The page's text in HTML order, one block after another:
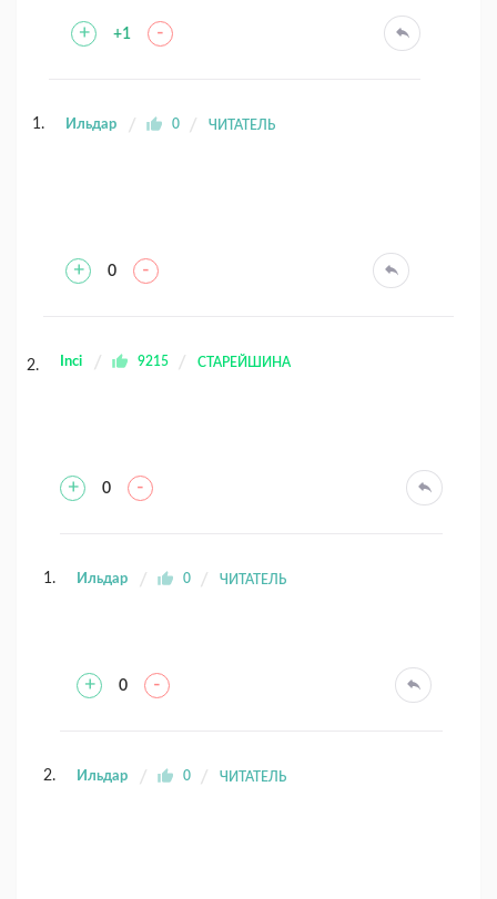
+ +1 -
Ильдар 0 ЧИТАТЕЛЬ
+ 0 -
Inci 9215 СТАРЕЙШИНА
+ 0 -
Ильдар 0 ЧИТАТЕЛЬ
+ 0 -
Ильдар 0 ЧИТАТЕЛЬ